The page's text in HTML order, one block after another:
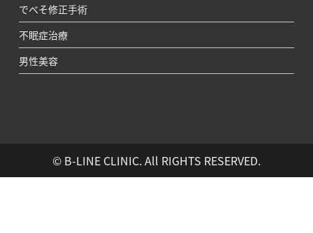
でべそ修正手術
不眠症治療
男性美容
© B-LINE CLINIC. All RIGHTS RESERVED.